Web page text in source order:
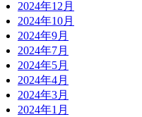
2024年12月
2024年10月
2024年9月
2024年7月
2024年5月
2024年4月
2024年3月
2024年1月